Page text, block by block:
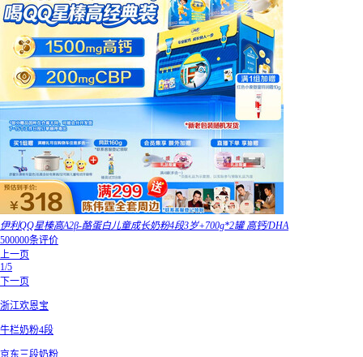
伊利QQ星榛高A2β-酪蛋白儿童成长奶粉4段3岁+700g*2罐 高钙/DHA
500000条评价
上一页
1/5
下一页
浙江欢恩宝
牛栏奶粉4段
京东三段奶粉